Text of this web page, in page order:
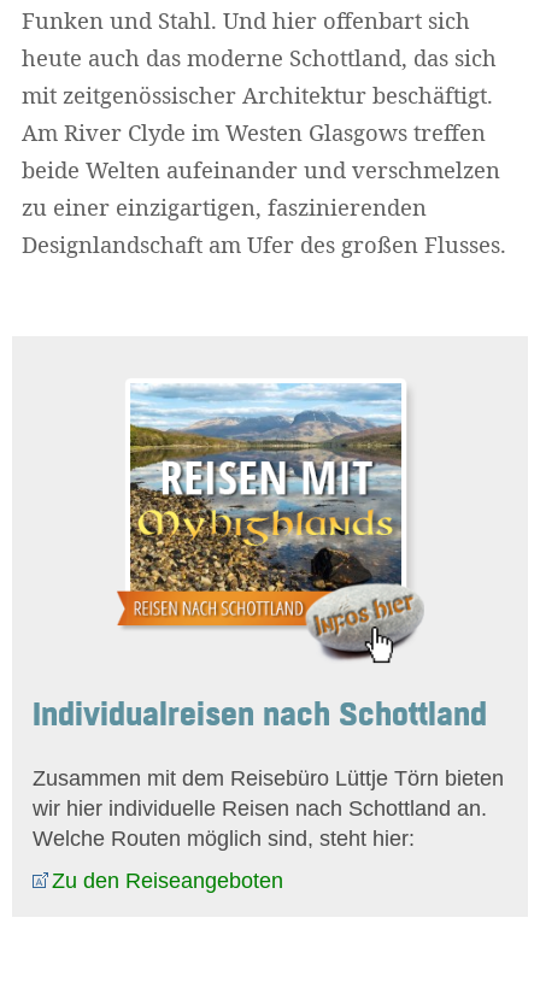
Funken und Stahl. Und hier offenbart sich
heute auch das moderne Schottland, das sich
mit zeitgenössischer Architektur beschäftigt.
Am River Clyde im Westen Glasgows treffen
beide Welten aufeinander und verschmelzen
zu einer einzigartigen, faszinierenden
Designlandschaft am Ufer des großen Flusses.
Individualreisen nach Schottland
Zusammen mit dem Reisebüro Lüttje Törn bieten
wir hier individuelle Reisen nach Schottland an.
Welche Routen möglich sind, steht hier:
Zu den Reiseangeboten